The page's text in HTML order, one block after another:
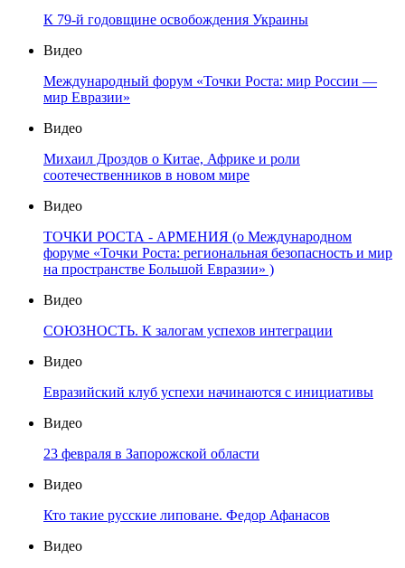
К 79-й годовщине освобождения Украины
Видео
Международный форум «Точки Роста: мир России —
мир Евразии»
Видео
Михаил Дроздов о Китае, Африке и роли
соотечественников в новом мире
Видео
ТОЧКИ РОСТА - АРМЕНИЯ (о Международном
форуме «Точки Роста: региональная безопасность и мир
на пространстве Большой Евразии» )
Видео
СОЮЗНОСТЬ. К залогам успехов интеграции
Видео
Евразийский клуб успехи начинаются с инициативы
Видео
23 февраля в Запорожской области
Видео
Кто такие русские липоване. Федор Афанасов
Видео